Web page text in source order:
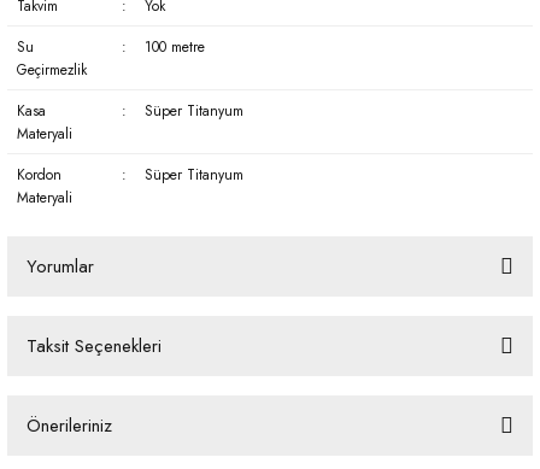
Takvim
:
Yok
Su
Geçirmezlik
: 100 metre
Kasa
Materyali
: Süper Titanyum
Kordon
Materyali
: Süper Titanyum
Yorumlar
Taksit Seçenekleri
Önerileriniz